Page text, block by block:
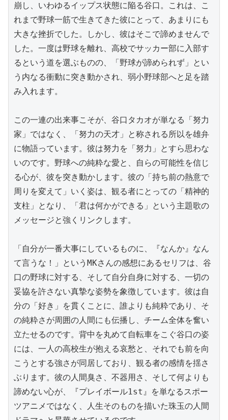
崩し、いわゆるイップス状態に陥る谷口。これは、こ
れまで野球一筋で生きてきた彼にとって、あまりにも
大きな挫折でした。しかし、彼はそこで諦めませんで
した。一度は野球を離れ、高校でサッカー部に入部す
るという道を選ぶものの、「野球が諦められず」とい
う内なる衝動に突き動かされ、弱小野球部へと足を踏
み入れます。
この一連の出来事こそが、谷口タカオが単なる「努力
家」ではなく、「努力の天才」と称される所以を雄弁
に物語っています。彼は努力を「努力」とすら思わな
いのです。野球への純粋な愛と、自らの可能性を信じ
る心が、彼を突き動かします。彼の「持ち前の熱意で
周りを変えて」いく姿は、観る者にとっての「精神的
支柱」となり、「君は何かができる」という主題歌の
メッセージと強くリンクします。
「自分が一番大事にしているものに、『なんか』なん
て言うな！」というMKさんの感想にあるセリフは、谷
口の野球に対する、そして自分自身に対する、一切の
妥協を許さない真摯な姿勢を象徴しています。彼は自
分の「好き」を貫くことに、誰よりも純粋であり、そ
の純粋さが周囲の人間にも伝播し、チーム全体を奮い
立たせるのです。背中を丸めて自転車をこぐ谷口の姿
には、一人の高校生が抱える哀愁と、それでも前を向
こうとする強さが同居しており、観る者の感情を揺さ
ぶります。彼の人間臭さ、不器用さ、そして何よりも
諦めない心が、『プレイボール1st』を単なるスポー
ツアニメではなく、人生そのものを描いた珠玉の人間